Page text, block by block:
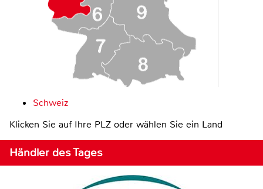
Schweiz
Klicken Sie auf Ihre PLZ oder wählen Sie ein Land
Händler des Tages